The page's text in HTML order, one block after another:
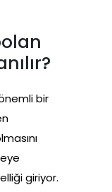
bir
giriyor.